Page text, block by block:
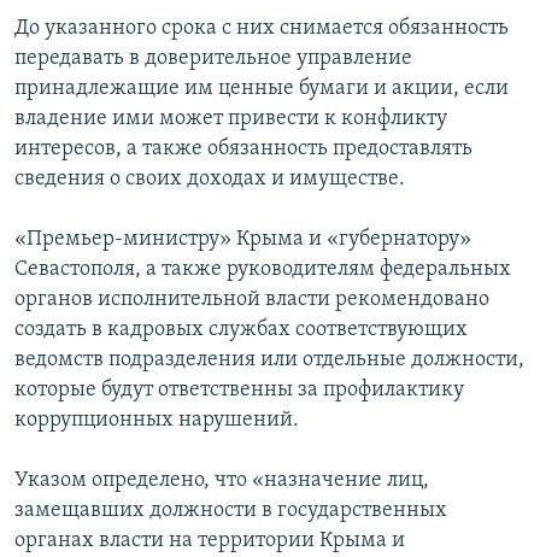
До указанного срока с них снимается обязанность
передавать в доверительное управление
принадлежащие им ценные бумаги и акции, если
владение ими может привести к конфликту
интересов, а также обязанность предоставлять
сведения о своих доходах и имуществе.
«Премьер-министру» Крыма и «губернатору»
Севастополя, а также руководителям федеральных
органов исполнительной власти рекомендовано
создать в кадровых службах соответствующих
ведомств подразделения или отдельные должности,
которые будут ответственны за профилактику
коррупционных нарушений.
Указом определено, что «назначение лиц,
замещавших должности в государственных
органах власти на территории Крыма и